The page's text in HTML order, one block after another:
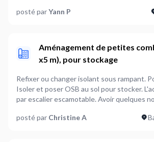
posté parYann P
Aménagement de petites
x5 m), pour stockage
Refixer ou changer isolant sous rampant.
Isoler et poser OSB au sol pour stocker.
par escalier escamotable. Avoir quelques
posté par Christine A